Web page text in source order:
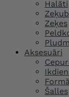
Halāti
Zeķes
Aksesuāri
Šalles